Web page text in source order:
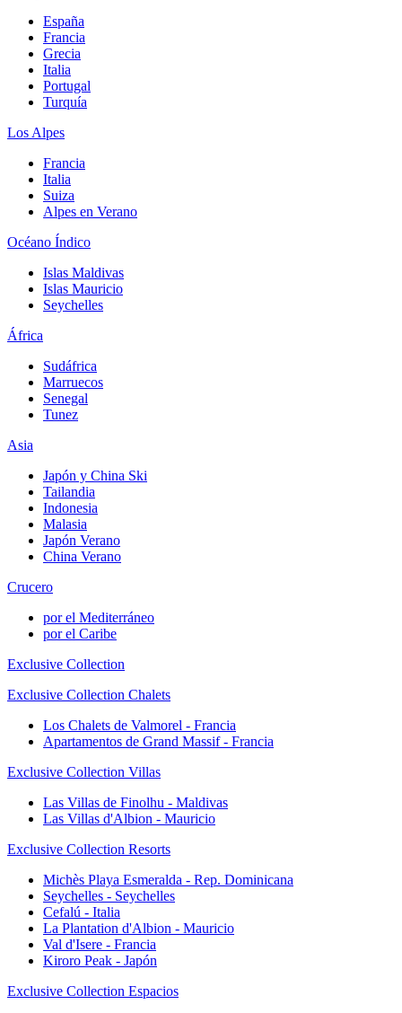
España
Francia
Grecia
Italia
Portugal
Turquía
Los Alpes
Francia
Italia
Suiza
Alpes en Verano
Océano Índico
Islas Maldivas
Islas Mauricio
Seychelles
África
Sudáfrica
Marruecos
Senegal
Tunez
Asia
Japón y China Ski
Tailandia
Indonesia
Malasia
Japón Verano
China Verano
Crucero
por el Mediterráneo
por el Caribe
Exclusive Collection
Exclusive Collection Chalets
Los Chalets de Valmorel - Francia
Apartamentos de Grand Massif - Francia
Exclusive Collection Villas
Las Villas de Finolhu - Maldivas
Las Villas d'Albion - Mauricio
Exclusive Collection Resorts
Michès Playa Esmeralda - Rep. Dominicana
Seychelles - Seychelles
Cefalú - Italia
La Plantation d'Albion - Mauricio
Val d'Isere - Francia
Kiroro Peak - Japón
Exclusive Collection Espacios